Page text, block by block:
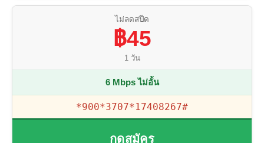
ไม่ลดสปีด
฿45
1 วัน
6 Mbps ไม่อั้น
*900*3707*17408267#
กดสมัคร